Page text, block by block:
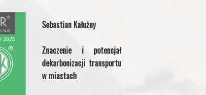
Sebastian Kałużny
Znaczenie i potencjał
dekarbonizacji transportu
w miastach